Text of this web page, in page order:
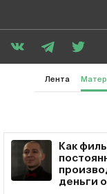
Лента
Как
деньги